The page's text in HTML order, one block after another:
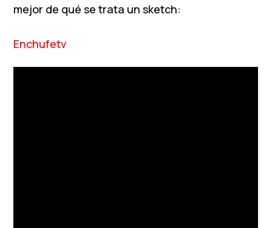
mejor de qué se trata un sketch:
Enchufetv